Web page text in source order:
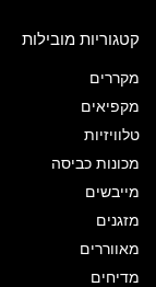
קטגוריות מובילות
מקררים
מקפיאים
טלוויזיות
מכונות כביסה
מייבשים
מזגנים
מאווררים
מדיחים